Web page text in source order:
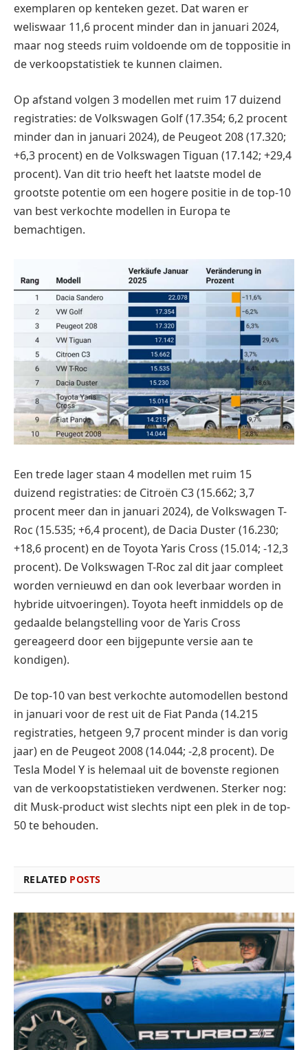
exemplaren op kenteken gezet. Dat waren er
weliswaar 11,6 procent minder dan in januari 2024,
maar nog steeds ruim voldoende om de toppositie in
de verkoopstatistiek te kunnen claimen.
Op afstand volgen 3 modellen met ruim 17 duizend
registraties: de Volkswagen Golf (17.354; 6,2 procent
minder dan in januari 2024), de Peugeot 208 (17.320;
+6,3 procent) en de Volkswagen Tiguan (17.142; +29,4
procent). Van dit trio heeft het laatste model de
grootste potentie om een hogere positie in de top-10
van best verkochte modellen in Europa te
bemachtigen.
Een trede lager staan 4 modellen met ruim 15
duizend registraties: de Citroën C3 (15.662; 3,7
procent meer dan in januari 2024), de Volkswagen T-
Roc (15.535; +6,4 procent), de Dacia Duster (16.230;
+18,6 procent) en de Toyota Yaris Cross (15.014; -12,3
procent). De Volkswagen T-Roc zal dit jaar compleet
worden vernieuwd en dan ook leverbaar worden in
hybride uitvoeringen). Toyota heeft inmiddels op de
gedaalde belangstelling voor de Yaris Cross
gereageerd door een bijgepunte versie aan te
kondigen).
De top-10 van best verkochte automodellen bestond
in januari voor de rest uit de Fiat Panda (14.215
registraties, hetgeen 9,7 procent minder is dan vorig
jaar) en de Peugeot 2008 (14.044; -2,8 procent). De
Tesla Model Y is helemaal uit de bovenste regionen
van de verkoopstatistieken verdwenen. Sterker nog:
dit Musk-product wist slechts nipt een plek in de top-
50 te behouden.
RELATED POSTS